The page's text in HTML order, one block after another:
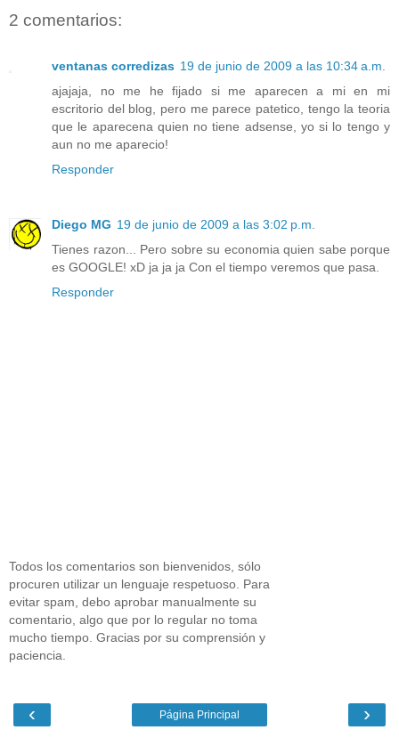
2 comentarios:
ventanas corredizas 19 de junio de 2009 a las 10:34 a.m.
ajajaja, no me he fijado si me aparecen a mi en mi
escritorio del blog, pero me parece patetico, tengo la teoria
que le aparecena quien no tiene adsense, yo si lo tengo y
aun no me aparecio!
Responder
Diego MG 19 de junio de 2009 a las 3:02 p.m.
Tienes razon... Pero sobre su economia quien sabe porque
es GOOGLE! xD ja ja ja Con el tiempo veremos que pasa.
Responder
Todos los comentarios son bienvenidos, sólo
procuren utilizar un lenguaje respetuoso. Para
evitar spam, debo aprobar manualmente su
comentario, algo que por lo regular no toma
mucho tiempo. Gracias por su comprensión y
paciencia.
‹ ›
Página Principal